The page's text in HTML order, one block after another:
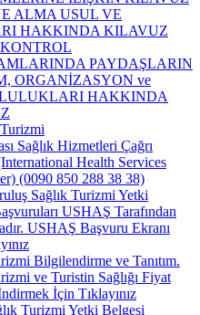
ALMA USUL VE
HAKKINDA KILAVUZ
PAYDAŞLARIN
ORGANİZASYON ve
HAKKINDA
Sağlık Hizmetleri Çağrı
Health Services
(0090 850 288 38 38)
Sağlık Turizmi Yetki
USHAŞ Tarafından
USHAŞ Başvuru Ekranı
Bilgilendirme ve Tanıtım.
ve Turistin Sağlığı Fiyat
İçin Tıklayınız
Turizmi Yetki Belgesi